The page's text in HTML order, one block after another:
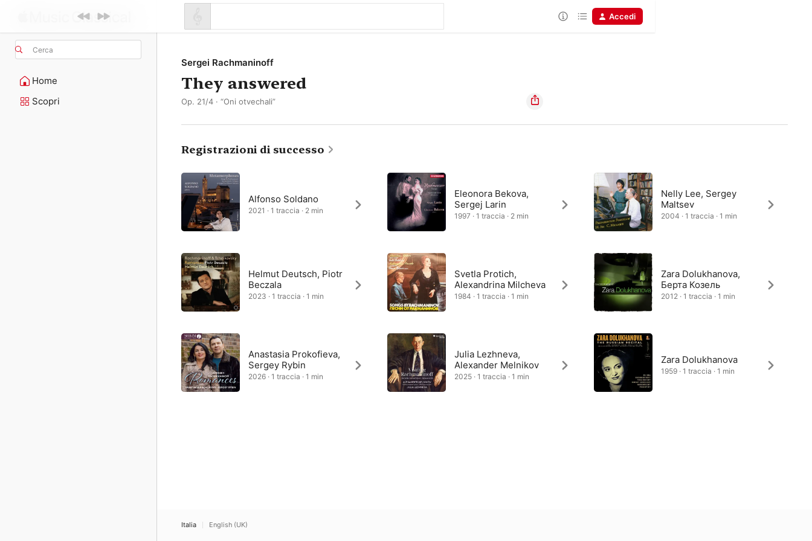
Cerca
Home
Scopri
Accedi
Sergei Rachmaninoff
They answered
Op. 21/4 · “Oni otvechali”
Registrazioni di successo
Alfonso Soldano
2021 · 1 traccia · 2 min
Helmut Deutsch, Piotr
Beczala
2023 · 1 traccia · 1 min
Anastasia Prokofieva,
Sergey Rybin
2026 · 1 traccia · 1 min
Eleonora Bekova,
Sergej Larin
1997 · 1 traccia · 2 min
Svetla Protich,
Alexandrina Milcheva
1984 · 1 traccia · 1 min
Julia Lezhneva,
Alexander Melnikov
2025 · 1 traccia · 1 min
Nelly Lee, Sergey
Maltsev
2004 · 1 traccia · 1 min
Zara Dolukhanova,
Берта Козель
2012 · 1 traccia · 1 min
Zara Dolukhanova
1959 · 1 traccia · 1 min
Italia English (UK)